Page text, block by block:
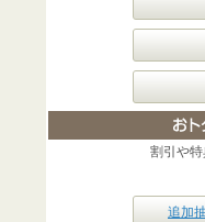
割引や
追加